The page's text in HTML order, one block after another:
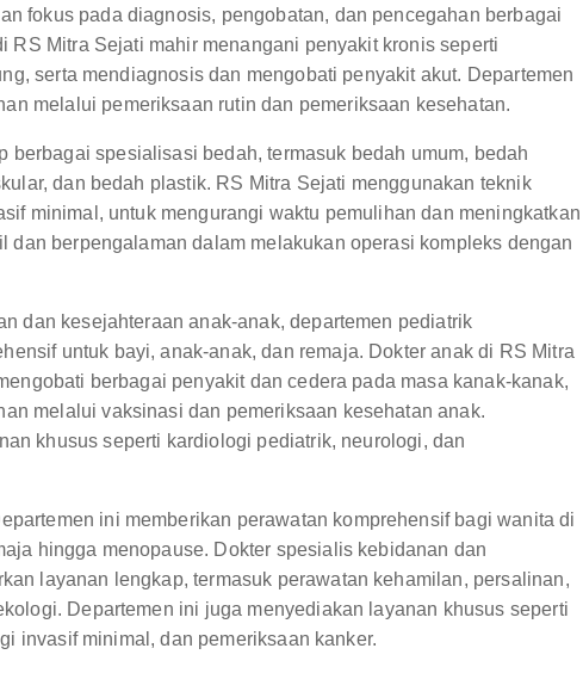
fokus pada diagnosis, pengobatan, dan pencegahan berbagai
RS Mitra Sejati mahir menangani penyakit kronis seperti
serta mendiagnosis dan mengobati penyakit akut. Departemen
melalui pemeriksaan rutin dan pemeriksaan kesehatan.
berbagai spesialisasi bedah, termasuk bedah umum, bedah
dan bedah plastik. RS Mitra Sejati menggunakan teknik
minimal, untuk mengurangi waktu pemulihan dan meningkatkan
dan berpengalaman dalam melakukan operasi kompleks dengan
dan kesejahteraan anak-anak, departemen pediatrik
untuk bayi, anak-anak, dan remaja. Dokter anak di RS Mitra
berbagai penyakit dan cedera pada masa kanak-kanak,
melalui vaksinasi dan pemeriksaan kesehatan anak.
khusus seperti kardiologi pediatrik, neurologi, dan
ini memberikan perawatan komprehensif bagi wanita di
hingga menopause. Dokter spesialis kebidanan dan
layanan lengkap, termasuk perawatan kehamilan, persalinan,
Departemen ini juga menyediakan layanan khusus seperti
invasif minimal, dan pemeriksaan kanker.